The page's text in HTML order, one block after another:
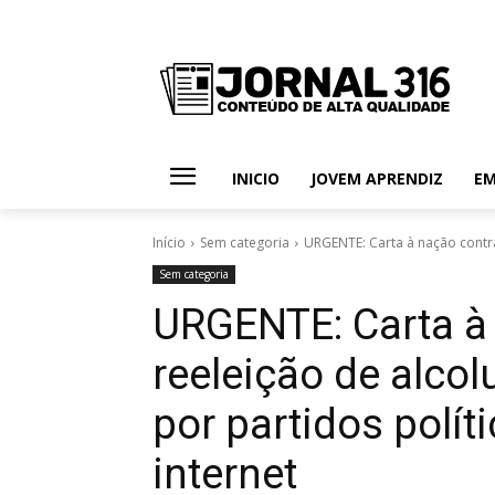
INICIO JOVEM APRENDIZ
Início Sem categoria URGENTE: Carta à nação
Sem categoria
URGENTE: Carta
reeleição de
por partidos
internet